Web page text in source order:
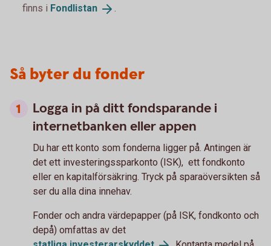
finns i Fondlistan .
Så byter du fonder
Logga in på ditt fondsparande i
internetbanken eller appen
Du har ett konto som fonderna ligger på. Antingen är
det ett investeringssparkonto (ISK), ett fondkonto
eller en kapitalförsäkring. Tryck på sparaöversikten så
ser du alla dina innehav.
Fonder och andra värdepapper (på ISK, fondkonto och
depå) omfattas av det